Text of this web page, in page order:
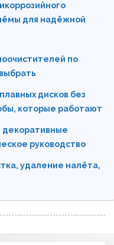
для надёжной
по
дисков без
которые работают
декоративные
руководство
удаление налёта,